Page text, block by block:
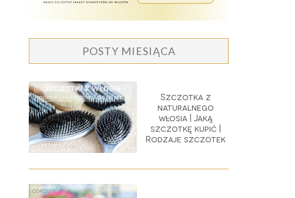
POSTY MIESIĄCA
Szczotka z
naturalnego
włosia | Jaką
szczotkę kupić |
Rodzaje szczotek